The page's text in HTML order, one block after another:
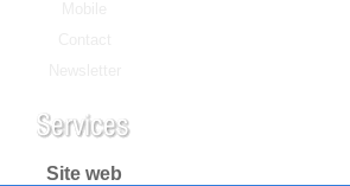
Site web